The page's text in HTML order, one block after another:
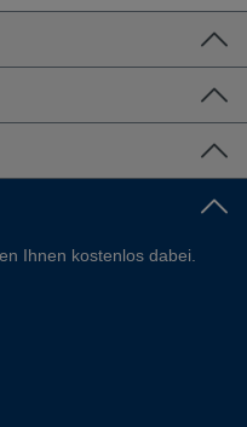
Ihnen kostenlos dabei.